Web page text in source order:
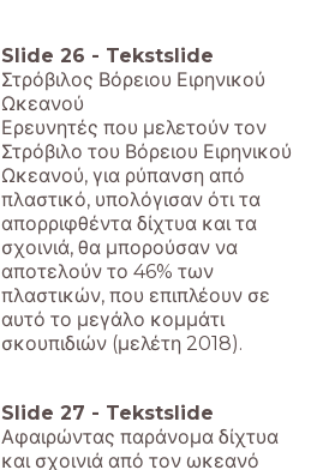
Slide 26 - Tekstslide
Στρόβιλος Βόρειου Ειρηνικού
Ωκεανού
Ερευνητές που μελετούν τον
Στρόβιλο του Βόρειου Ειρηνικού
Ωκεανού, για ρύπανση από
πλαστικό, υπολόγισαν ότι τα
απορριφθέντα δίχτυα και τα
σχοινιά, θα μπορούσαν να
αποτελούν το 46% των
πλαστικών, που επιπλέουν σε
αυτό το μεγάλο κομμάτι
σκουπιδιών (μελέτη 2018).
Slide 27 - Tekstslide
Αφαιρώντας παράνομα δίχτυα
και σχοινιά από τον ωκεανό